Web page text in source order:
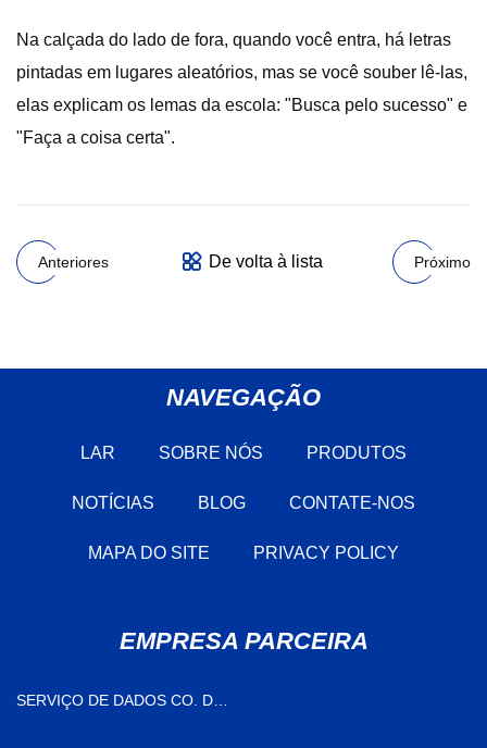
Na calçada do lado de fora, quando você entra, há letras
pintadas em lugares aleatórios, mas se você souber lê-las,
elas explicam os lemas da escola: "Busca pelo sucesso" e
"Faça a coisa certa".
Anteriores De volta à lista Próximo
NAVEGAÇÃO
LAR SOBRE NÓS PRODUTOS
NOTÍCIAS BLOG CONTATE-NOS
MAPA DO SITE PRIVACY POLICY
EMPRESA PARCEIRA
SERVIÇO DE DADOS CO. DE